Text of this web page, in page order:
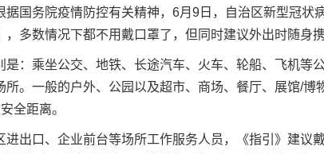
务院疫情防控有关精神，6月9日，自治区新型冠状
多数情况下都不用戴口罩了，但同时建议外出时随身携
乘坐公交、地铁、长途汽车、火车、轮船、飞机等
。一般的户外、公园以及超市、商场、餐厅、展馆/博
全距离。
口、企业前台等场所工作服务人员，《指引》建议